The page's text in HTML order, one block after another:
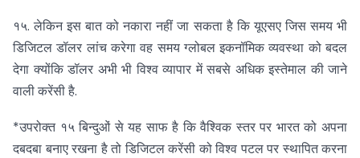
१५. लेकिन इस बात को नकारा नहीं जा सकता है कि यूएसए जिस समय भी
डिजिटल डॉलर लांच करेगा वह समय ग्लोबल इकनॉमिक व्यवस्था को बदल
देगा क्योंकि डॉलर अभी भी विश्व व्यापार में सबसे अधिक इस्तेमाल की जाने
वाली करेंसी है.
*उपरोक्त १५ बिन्दुओं से यह साफ है कि वैश्विक स्तर पर भारत को अपना
दबदबा बनाए रखना है तो डिजिटल करेंसी को विश्व पटल पर स्थापित करना